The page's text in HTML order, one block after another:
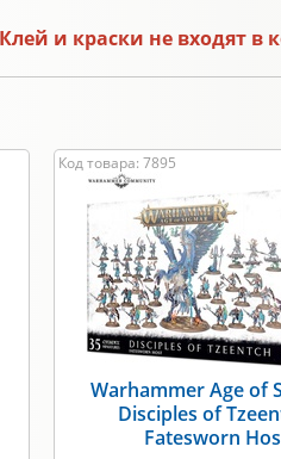
и краски не входят в
Код товара: 7895
Warhammer Age of
Disciples of
Fatesworn